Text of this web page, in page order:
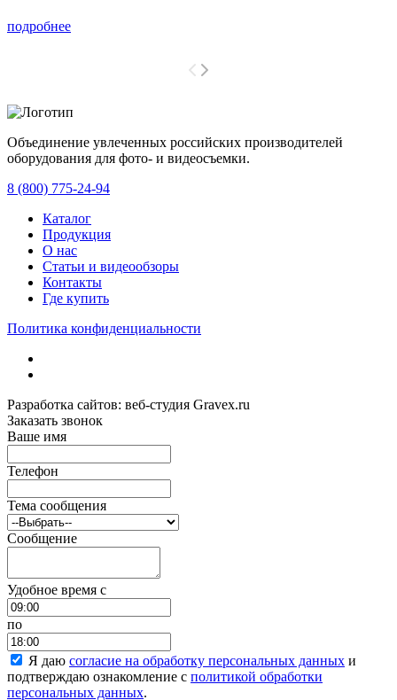
подробнее
Объединение увлеченных российских производителей
оборудования для фото- и видеосъемки.
8 (800) 775-24-94
Каталог
Продукция
О нас
Статьи и видеообзоры
Контакты
Где купить
Политика конфиденциальности
Разработка сайтов: веб-студия Gravex.ru
Заказать звонок
Ваше имя
Телефон
Тема сообщения
Сообщение
Удобное время c
по
Я даю согласие на обработку персональных данных и
подтверждаю ознакомление с политикой обработки
персональных данных.